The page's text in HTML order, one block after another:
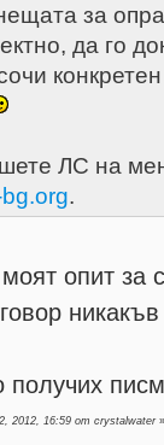
за
да го
ЛС на
.
опит за
никакъв
получих
2012, 16:59 от crystalwater